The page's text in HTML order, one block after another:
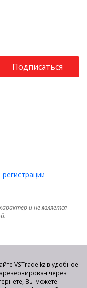
Подписаться
регистрации
и не является
VSTrade.kz в удобное
через
Вы можете